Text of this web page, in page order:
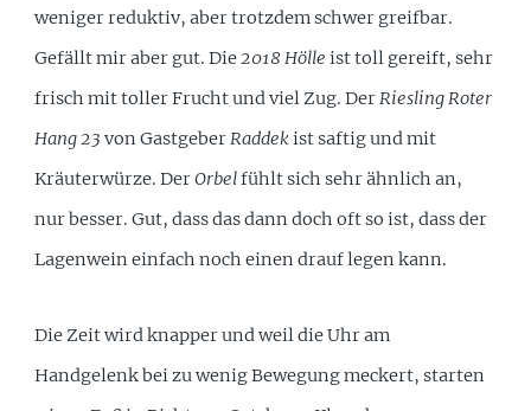
weniger reduktiv, aber trotzdem schwer greifbar.
Gefällt mir aber gut. Die2018 Hölle ist toll gereift, sehr
frisch mit toller Frucht und viel Zug. DerRiesling Roter
Hang 23 von GastgeberRaddekist saftig und mit
Kräuterwürze. DerOrbelfühlt sich sehr ähnlich an,
nur besser. Gut, dass das dann doch oft so ist, dass der
Lagenwein einfach noch einen drauf legen kann.
Die Zeit wird knapper und weil die Uhr am
Handgelenk bei zu wenig Bewegung meckert, starten